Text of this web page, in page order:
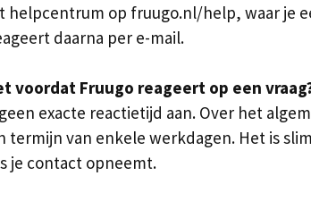
helpcentrum op fruugo.nl/help, waar je
daarna per e-mail.
voordat Fruugo reageert op een
exacte reactietijd aan. Over het
termijn van enkele werkdagen. Het is
je contact opneemt.